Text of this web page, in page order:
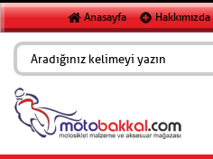
Anasayfa Hakkımızda